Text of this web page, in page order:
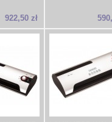
922,50 zł